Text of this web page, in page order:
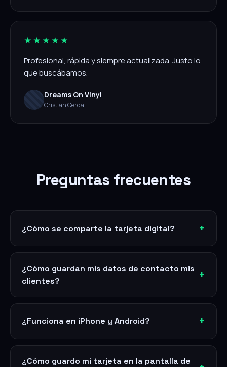
★★★★★
Profesional, rápida y siempre actualizada. Justo lo
que buscábamos.
Dreams On Vinyl
Cristian Cerda
Preguntas frecuentes
¿Cómo se comparte la tarjeta digital?
¿Cómo guardan mis datos de contacto mis
clientes?
¿Funciona en iPhone y Android?
¿Cómo guardo mi tarjeta en la pantalla de